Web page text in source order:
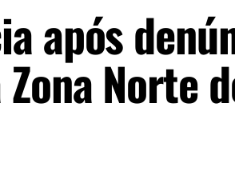
após
Norte